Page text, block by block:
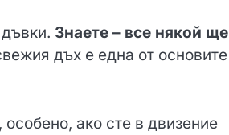
Знаете – все някой ще
дъх е една от основите
ако сте в двизение